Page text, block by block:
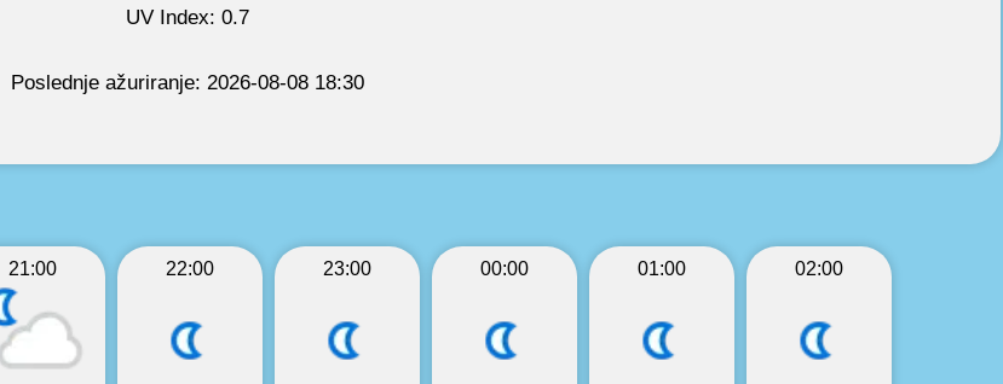
UV Index: 0.7
Poslednje ažuriranje: 2026-08-08 18:30
21:00 22:00 23:00 00:00 01:00 02:00